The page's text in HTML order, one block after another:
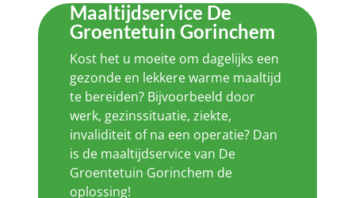
Maaltijdservice De
Groentetuin Gorinchem
Kost het u moeite om dagelijks een
gezonde en lekkere warme maaltijd
te bereiden? Bijvoorbeeld door
werk, gezinssituatie, ziekte,
invaliditeit of na een operatie? Dan
is de maaltijdservice van De
Groentetuin Gorinchem de
oplossing!